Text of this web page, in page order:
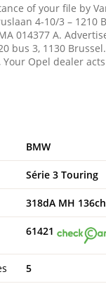
of your file by
4-10/3 – 1210
014377 A.
bus 3, 1130
Your Opel dealer
BMW
Série 3 Touring
318dA MH 136ch
61421
5